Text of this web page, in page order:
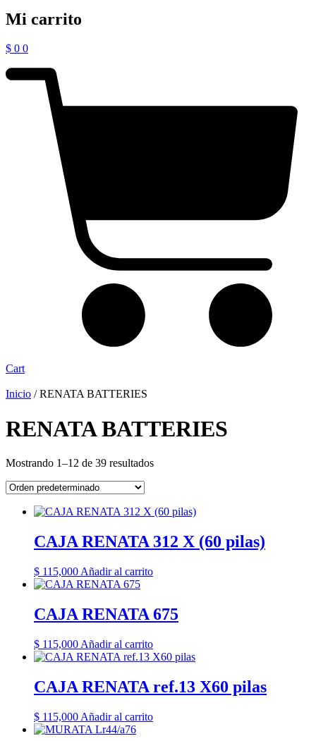
Mi carrito
$ 0 0
Cart
Inicio / RENATA BATTERIES
RENATA BATTERIES
Mostrando 1–12 de 39 resultados
CAJA RENATA 312 X (60 pilas)
$ 115,000 Añadir al carrito
CAJA RENATA 675
$ 115,000 Añadir al carrito
CAJA RENATA ref.13 X60 pilas
$ 115,000 Añadir al carrito